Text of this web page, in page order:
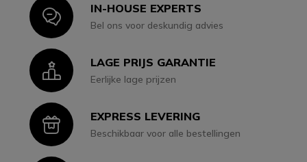
IconIN-HOUSE EXPERTS
Bel ons voor deskundig advies
IconLAGE PRIJS GARANTIE
Eerlijke lage prijzen
IconEXPRESS LEVERING
Beschikbaar voor alle bestellingen